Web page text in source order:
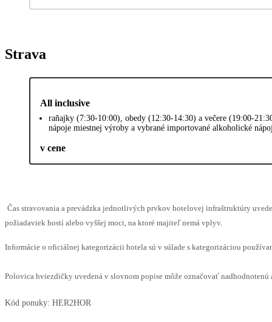
Strava
All inclusive
raňajky (7:30-10:00), obedy (12:30-14:30) a večere (19:00-
nápoje miestnej výroby a vybrané importované alkoholické
v cene
Čas stravovania a prevádzka jednotlivých prvkov hotelovej infraštruktúry
požiadaviek hostí alebo vyššej moci, na ktoré majiteľ nemá vplyv.
Informácie o oficiálnej kategorizácii hotela sú v súlade s kategorizáciou
Polovica hviezdičky uvedená v slovnom popise môže označovať
Kód ponuky: HER2HOR